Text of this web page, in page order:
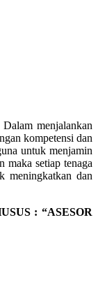
menjalankan
kompetensi dan
untuk menjamin
maka setiap tenaga
meningkatkan dan
: “ASESOR